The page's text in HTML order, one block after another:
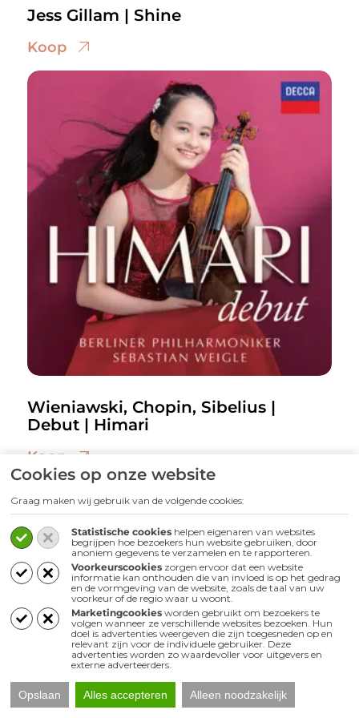
Cookies op onze website
Graag maken wij gebruik van de volgende cookies:
Statistische cookies helpen eigenaren van websites
begrijpen hoe bezoekers hun website gebruiken, door
anoniem gegevens te verzamelen en te rapporteren.
Voorkeurscookies zorgen ervoor dat een website
informatie kan onthouden die van invloed is op het gedrag
en de vormgeving van de website, zoals de taal van uw
voorkeur of de regio waar u woont.
Marketingcookies worden gebruikt om bezoekers te
volgen wanneer ze verschillende websites bezoeken. Hun
doel is advertenties weergeven die zijn toegesneden op en
relevant zijn voor de individuele gebruiker. Deze
advertenties worden zo waardevoller voor uitgevers en
externe adverteerders.
Opslaan Alles accepteren Alleen noodzakelijk
Jess Gillam | Shine
Koop
Wieniawski, Chopin, Sibelius |
Debut | Himari
Koop
Blijf verbonden met de
wereld van klassieke
muziek
Ontvang onze nieuwsbrief, volg ons voor
nieuwe inspiratie en maak jouw
persoonlijke profiel aan om nog meer